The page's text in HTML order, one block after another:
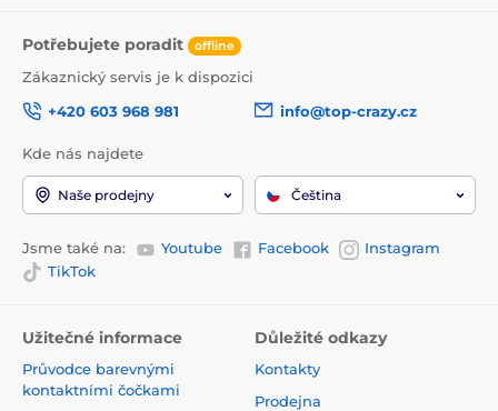
Potřebujete poradit offline
Zákaznický servis je k dispozici
+420 603 968 981
info@top-crazy.cz
Kde nás najdete
Naše prodejny Čeština
Jsme také na: Youtube Facebook
Instagram
TikTok
Užitečné informace
Průvodce barevnými
kontaktními čočkami
Důležité odkazy
Kontakty
Prodejna